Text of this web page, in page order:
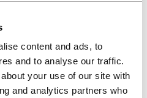
content and ads, to
and to analyse our traffic.
your use of our site with
and analytics partners who
overslaan